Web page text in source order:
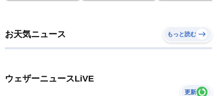
お天気ニュース もっと読む
ウェザーニュースLiVE
更新